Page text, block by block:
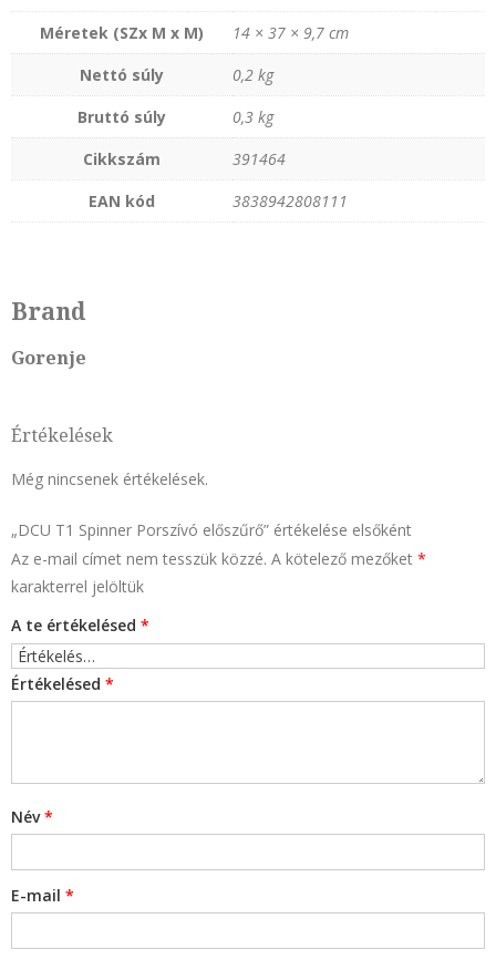
Szeletelőgépek
Szettek
Vákuumcsomagoló
Vízszűrő kancsó
Beépíthető sütő
Elöltöltős mosógép
Konyhák
Mikrohullámú sütő
Mosó-Szárítógép
Mosogatógép
Páraelszívó
Tűzhely
Méretek (SZx M x M)
14 × 37 × 9‚7 cm
Nettó súly
0‚2 kg
Bruttó súly
0‚3 kg
Cikkszám
391464
EAN kód
3838942808111
Brand
Gorenje
Értékelések
Még nincsenek értékelések.
„DCU T1 Spinner Porszívó előszűrő” értékelése elsőként
Az e-mail címet nem tesszük közzé. A kötelező mezőket *
karakterrel jelöltük
A te értékelésed *
Értékelésed *
Név*
E-mail *